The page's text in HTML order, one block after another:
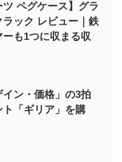
ツ ペグケース】グラ
ラック レビュー｜鉄
も1つに収まる収
イン・価格」の3拍
「ギリア」を購